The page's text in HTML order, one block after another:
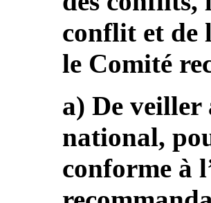
conflit et de
le Comité
a) De veiller
national,
conforme à